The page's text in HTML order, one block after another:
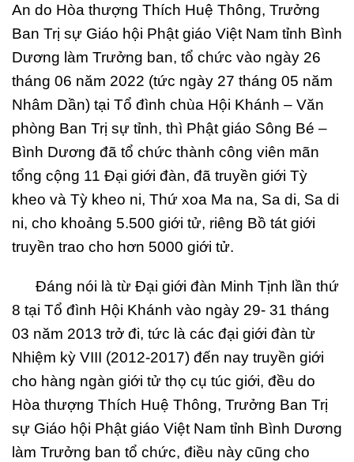
An do Hòa thượng Thích Huệ Thông, Trưởng
Ban Trị sự Giáo hội Phật giáo Việt Nam tỉnh Bình
Dương làm Trưởng ban, tổ chức vào ngày 26
tháng 06 năm 2022 (tức ngày 27 tháng 05 năm
Nhâm Dần) tại Tổ đình chùa Hội Khánh – Văn
phòng Ban Trị sự tỉnh, thì Phật giáo Sông Bé –
Bình Dương đã tổ chức thành công viên mãn
tổng cộng 11 Đại giới đàn, đã truyền giới Tỳ
kheo và Tỳ kheo ni, Thứ xoa Ma na, Sa di, Sa di
ni, cho khoảng 5.500 giới tử, riêng Bồ tát giới
truyền trao cho hơn 5000 giới tử.
Đáng nói là từ Đại giới đàn Minh Tịnh lần thứ
8 tại Tổ đình Hội Khánh vào ngày 29- 31 tháng
03 năm 2013 trở đi, tức là các đại giới đàn từ
Nhiệm kỳ VIII (2012-2017) đến nay truyền giới
cho hàng ngàn giới tử thọ cụ túc giới, đều do
Hòa thượng Thích Huệ Thông, Trưởng Ban Trị
sự Giáo hội Phật giáo Việt Nam tỉnh Bình Dương
làm Trưởng ban tổ chức, điều này cũng cho